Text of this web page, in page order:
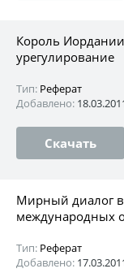
Король
урегулирование
Тип: Реферат
Добавлено:
Скачать
Мирный диалог
международных
Тип: Реферат
Добавлено: